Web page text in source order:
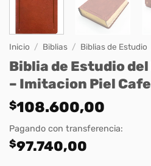
Inicio / Biblias / Biblias de Estudio
Biblia de Estudio
– Imitacion Piel Cafe
$108.600,00
Pagando con transferencia:
$97.740,00